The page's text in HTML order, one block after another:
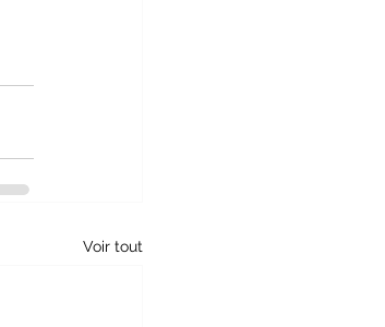
Voir tout